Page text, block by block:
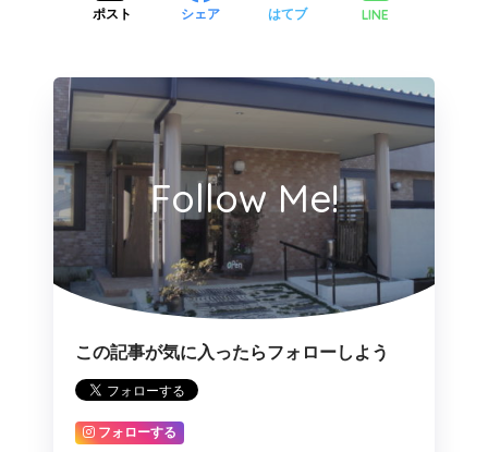
ポスト シェア はてブ LINE
Follow Me!
この記事が気に入ったらフォローしよう
フォローする